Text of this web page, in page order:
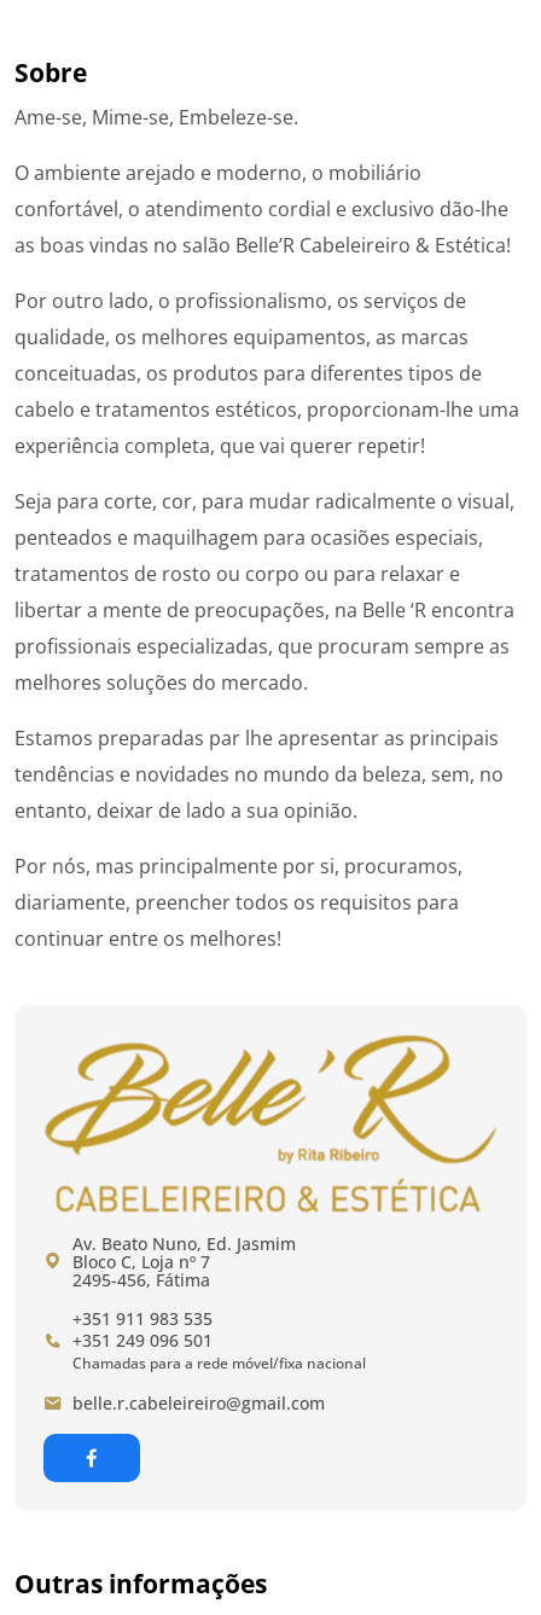
Sobre
Ame-se, Mime-se, Embeleze-se.
O ambiente arejado e moderno, o mobiliário
confortável, o atendimento cordial e exclusivo dão-lhe
as boas vindas no salão Belle’R Cabeleireiro & Estética!
Por outro lado, o profissionalismo, os serviços de
qualidade, os melhores equipamentos, as marcas
conceituadas, os produtos para diferentes tipos de
cabelo e tratamentos estéticos, proporcionam-lhe uma
experiência completa, que vai querer repetir!
Seja para corte, cor, para mudar radicalmente o visual,
penteados e maquilhagem para ocasiões especiais,
tratamentos de rosto ou corpo ou para relaxar e
libertar a mente de preocupações, na Belle ‘R encontra
profissionais especializadas, que procuram sempre as
melhores soluções do mercado.
Estamos preparadas par lhe apresentar as principais
tendências e novidades no mundo da beleza, sem, no
entanto, deixar de lado a sua opinião.
Por nós, mas principalmente por si, procuramos,
diariamente, preencher todos os requisitos para
continuar entre os melhores!
Av. Beato Nuno, Ed. Jasmim
Bloco C, Loja nº 7
2495-456, Fátima
+351 911 983 535
+351 249 096 501
Chamadas para a rede móvel/fixa nacional
belle.r.cabeleireiro@gmail.com
Outras informações